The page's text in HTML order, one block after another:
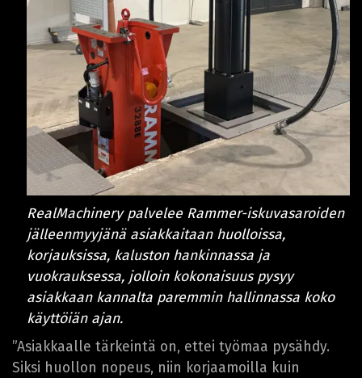
RealMachinery palvelee Rammer-iskuvasaroiden
jälleenmyyjänä asiakkaitaan huolloissa,
korjauksissa, kaluston hankinnassa ja
vuokrauksessa, jolloin kokonaisuus pysyy
asiakkaan kannalta paremmin hallinnassa koko
käyttöiän ajan.
”Asiakkaalle tärkeintä on, ettei työmaa pysähdy.
Siksi huollon nopeus, niin korjaamoilla kuin